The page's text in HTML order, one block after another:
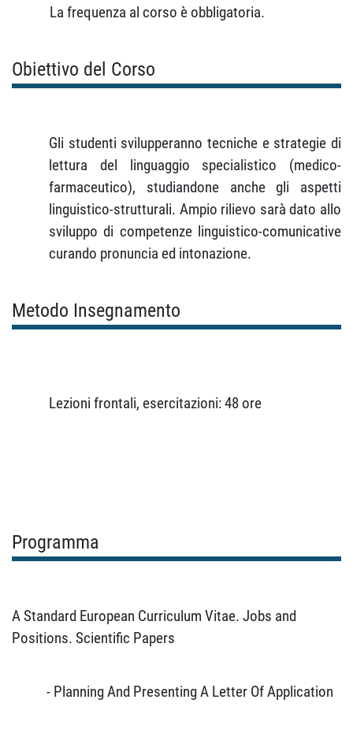
La frequenza al corso è obbligatoria.
Obiettivo del Corso
Gli studenti svilupperanno tecniche e strategie di
lettura del linguaggio specialistico (medico-
farmaceutico), studiandone anche gli aspetti
linguistico-strutturali. Ampio rilievo sarà dato allo
sviluppo di competenze linguistico-comunicative
curando pronuncia ed intonazione.
Metodo Insegnamento
Lezioni frontali, esercitazioni: 48 ore
Programma
A Standard European Curriculum Vitae. Jobs and
Positions. Scientific Papers
- Planning And Presenting A Letter Of Application